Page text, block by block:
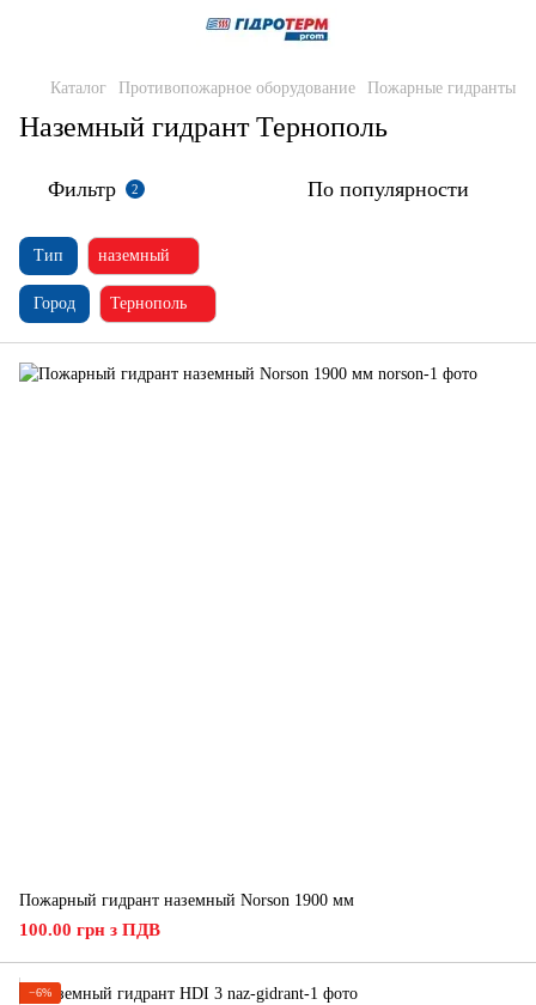
Каталог Противопожарное оборудование Пожарные гидранты
Наземный гидрант Тернополь
Фильтр 2 По популярности
Тип наземный
Город Тернополь
Пожарный гидрант наземный Norson 1900 мм
100.00 грн з ПДВ
−6%